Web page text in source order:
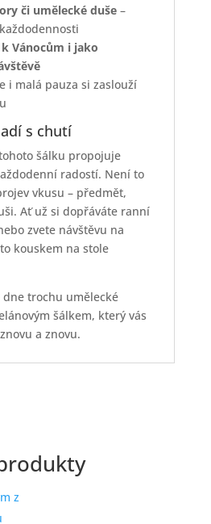
či umělecké duše–
Vánocům i jako
i malá pauza si zaslouží
s chutí
šálku propojuje
radostí. Není to
vkusu – předmět,
Ať už si dopřáváte ranní
zvete návštěvu na
kouskem na stole
dne trochu umělecké
šálkem, který vás
a znovu.